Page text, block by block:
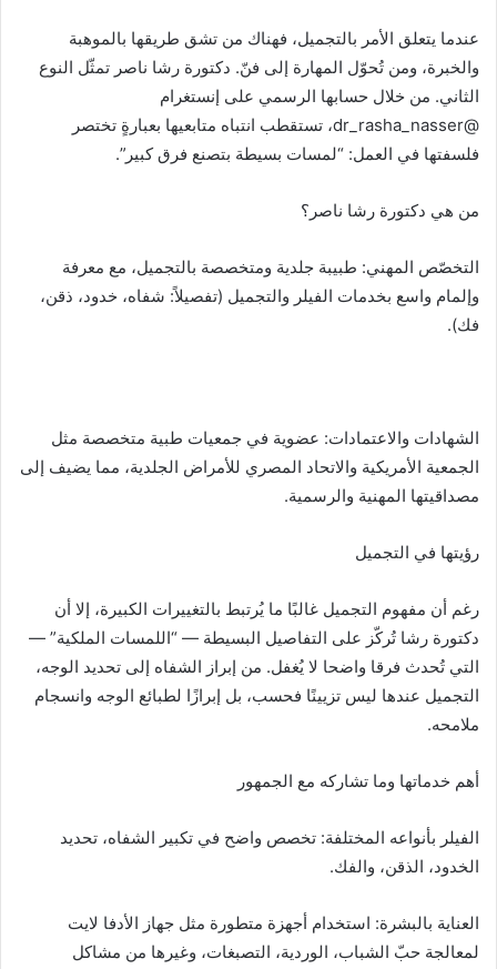
عندما يتعلق الأمر بالتجميل، فهناك من تشق طريقها بالموهبة
والخبرة، ومن تُحوّل المهارة إلى فنّ. دكتورة رشا ناصر تمثّل النوع
الثاني. من خلال حسابها الرسمي على إنستغرام
@dr_rasha_nasser، تستقطب انتباه متابعيها بعبارةٍ تختصر
فلسفتها في العمل: “لمسات بسيطة بتصنع فرق كبير”.
من هي دكتورة رشا ناصر؟
التخصّص المهني: طبيبة جلدية ومتخصصة بالتجميل، مع معرفة
وإلمام واسع بخدمات الفيلر والتجميل (تفصيلاً: شفاه، خدود، ذقن،
فك).
الشهادات والاعتمادات: عضوية في جمعيات طبية متخصصة مثل
الجمعية الأمريكية والاتحاد المصري للأمراض الجلدية، مما يضيف إلى
مصداقيتها المهنية والرسمية.
رؤيتها في التجميل
رغم أن مفهوم التجميل غالبًا ما يُرتبط بالتغييرات الكبيرة، إلا أن
دكتورة رشا تُركّز على التفاصيل البسيطة — “اللمسات الملكية” —
التي تُحدث فرقا واضحا لا يُغفل. من إبراز الشفاه إلى تحديد الوجه،
التجميل عندها ليس تزيينًا فحسب، بل إبرازًا لطبائع الوجه وانسجام
ملامحه.
أهم خدماتها وما تشاركه مع الجمهور
الفيلر بأنواعه المختلفة: تخصص واضح في تكبير الشفاه، تحديد
الخدود، الذقن، والفك.
العناية بالبشرة: استخدام أجهزة متطورة مثل جهاز الأدفا لايت
لمعالجة حبّ الشباب، الوردية، التصبغات، وغيرها من مشاكل